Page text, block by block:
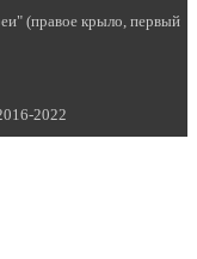
(правое крыло, первый
2022